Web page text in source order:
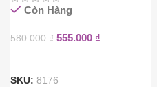
Còn Hàng
580.000₫ 555.000 ₫
SKU: 8176